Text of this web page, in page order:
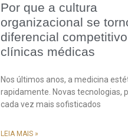
Por que a cultura
organizacional se
diferencial
clínicas médicas
Nos últimos anos, a medicina
rapidamente. Novas tecnologias,
cada vez mais sofisticados
LEIA MAIS »